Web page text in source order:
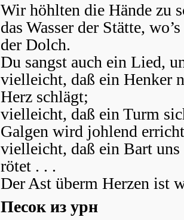
Wir höhlten die Hände zu
das Wasser der Stätte,
der Dolch.
Du sangst auch ein Lied,
vielleicht, daß ein Henker
Herz schlägt;
vielleicht, daß ein Turm
Galgen wird johlend
vielleicht, daß ein Bart
rötet . . .
Der Ast überm Herzen ist
Песок из урн